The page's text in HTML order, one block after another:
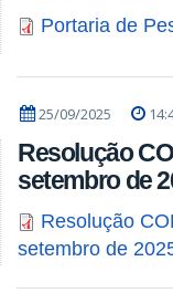
Portaria de
25/09/2025
Resolução
setembro de
Resolução
setembro de